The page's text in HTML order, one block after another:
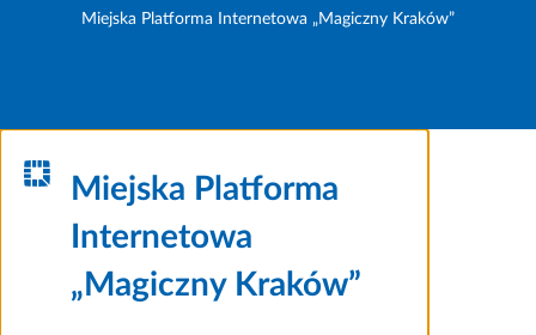
Miejska Platforma Internetowa „Magiczny Kraków”
Miejska Platforma
Internetowa
„Magiczny Kraków”